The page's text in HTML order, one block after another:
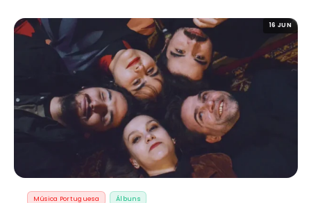
16 JUN
Música Portuguesa Álbuns